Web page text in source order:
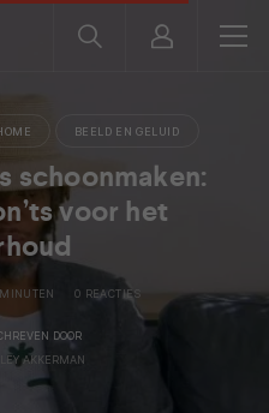
BEELD EN GELUID
schoonmaken:
voor het
0 REACTIES
DOOR
AKKERMAN